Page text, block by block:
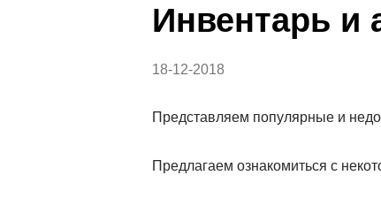
Инвентарь и
18-12-2018
Представляем популярные и
Предлагаем ознакомиться с